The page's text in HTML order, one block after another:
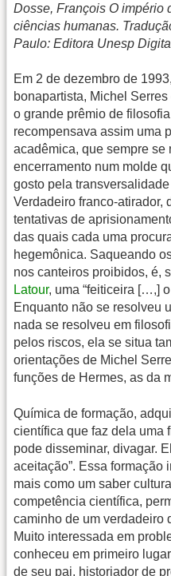
Dosse, François O império
ciências humanas.
Paulo: Editora Unesp
Em 2 de dezembro de
bonapartista, Michel
o grande prêmio de
recompensava assim uma
acadêmica, que sempre se
encerramento num molde
gosto pela
Verdadeiro franco-atirador,
tentativas de
das quais cada uma
hegemônica. Saqueando
nos canteiros proibidos, é,
Latour, uma “feiticeira […,]
Enquanto não se resolveu
nada se resolveu em
pelos riscos, ela se situa
orientações de Michel
funções de Hermes, as da
Química de formação,
científica que faz dela uma
pode disseminar, divagar.
aceitação”. Essa
mais como um saber
competência científica,
caminho de um verdadeiro
Muito interessada em
conheceu em primeiro
de seu pai, historiador de